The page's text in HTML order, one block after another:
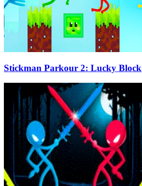
Stickman Parkour 2: Lucky Block